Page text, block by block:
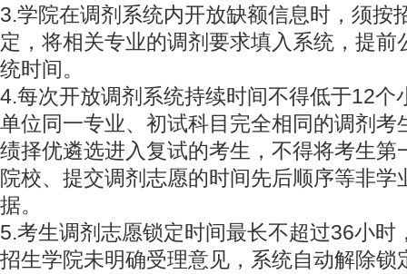
3.学院在调剂系统内开放缺额信息时，须按
定，将相关专业的调剂要求填入系统，提前
统时间。
4.每次开放调剂系统持续时间不得低于12个
单位同一专业、初试科目完全相同的调剂考
绩择优遴选进入复试的考生，不得将考生第
院校、提交调剂志愿的时间先后顺序等非学
据。
5.考生调剂志愿锁定时间最长不超过36小时
招生学院未明确受理意见，系统自动解除锁